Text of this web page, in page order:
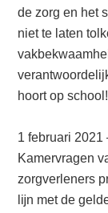
de zorg en het
niet te laten
hoort op school!
1 februari
Kamervragen
zorgverleners
lĳn met de